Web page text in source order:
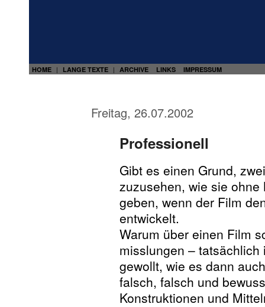
HOME | LANGE TEXTE | ARCHIVE LINKS IMPRESSUM
Freitag, 26.07.2002
Professionell
Gibt es einen Grund,
zuzusehen, wie sie
geben, wenn der Film
entwickelt.
Warum über einen Film
misslungen –
gewollt, wie es dann
falsch, falsch und
Konstruktionen und